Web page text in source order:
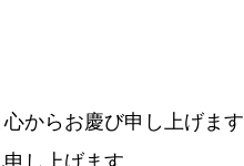
からお慶び申し上げます